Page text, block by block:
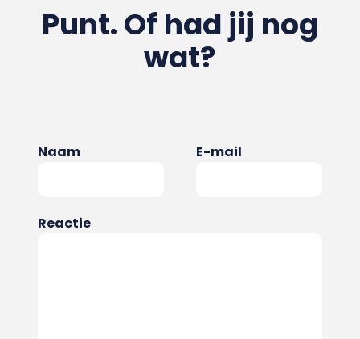
Punt. Of had jij nog
wat?
Naam E-mail
Reactie